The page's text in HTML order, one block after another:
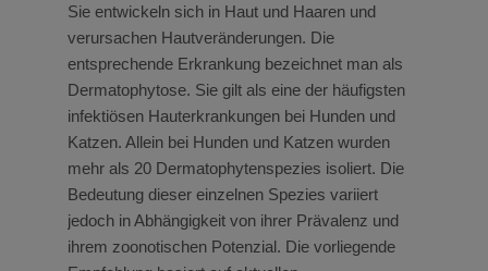
Sie entwickeln sich in Haut und Haaren und
verursachen Hautveränderungen. Die
entsprechende Erkrankung bezeichnet man als
Dermatophytose. Sie gilt als eine der häufigsten
infektiösen Hauterkrankungen bei Hunden und
Katzen. Allein bei Hunden und Katzen wurden
mehr als 20 Dermatophytenspezies isoliert. Die
Bedeutung dieser einzelnen Spezies variiert
jedoch in Abhängigkeit von ihrer Prävalenz und
ihrem zoonotischen Potenzial. Die vorliegende